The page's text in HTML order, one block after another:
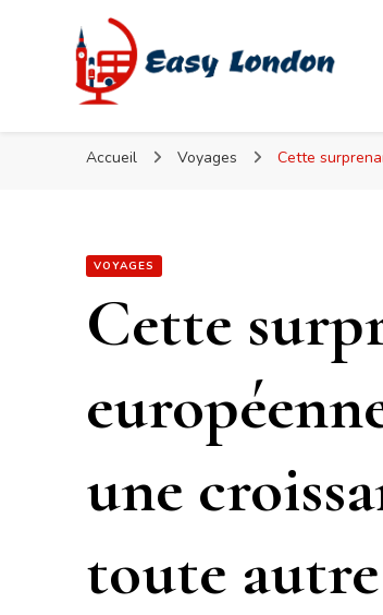
Easy London
Easy London
Accueil Voyages Cette
VOYAGES
Cette
une
toute autre